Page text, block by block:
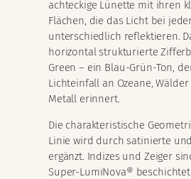
achteckige Lünette mit ihren
Flächen, die das Licht bei
unterschiedlich reflektieren.
horizontal strukturierte
Green – ein Blau-Grün-Ton,
Lichteinfall an Ozeane,
Metall erinnert.
Die charakteristische
Linie wird durch satinierte
ergänzt. Indizes und Zeiger
Super-LumiNova®